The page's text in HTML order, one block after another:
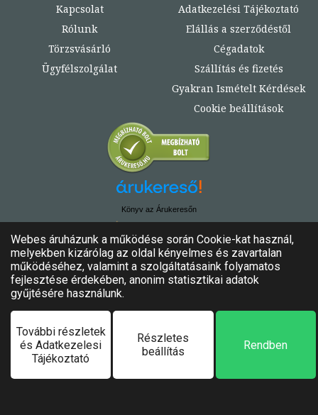
Kapcsolat
Rólunk
Törzsvásárló
Ügyfélszolgálat
Adatkezelési Tájékoztató
Elállás a szerződéstől
Cégadatok
Szállítás és fizetés
Gyakran Ismételt Kérdések
Cookie beállítások
Könyv az Árukeresőn
Minden jog fenntartva!
Felhasználási feltételek